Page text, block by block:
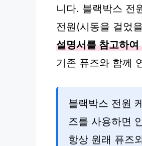
니다. 블랙박스 전
전원(시동을 걸었
설명서를 참고하
기존 퓨즈와 함께
블랙박스 전원
즈를 사용하면
항상 원래 퓨즈